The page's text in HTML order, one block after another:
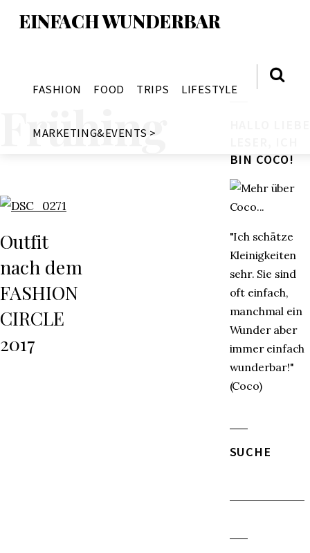
EINFACH WUNDERBAR
FASHION FOOD TRIPS LIFESTYLE
MARKETING&EVENTS >
Frühing
Outfit
nach dem
FASHION
CIRCLE
2017
BIN COCO!
"Ich schätze
Kleinigkeiten
sehr. Sie sind
oft einfach,
manchmal ein
Wunder aber
immer einfach
wunderbar!"
(Coco)
SUCHE